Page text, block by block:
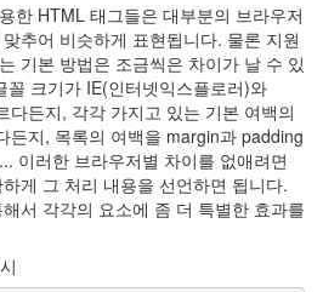
한 HTML 태그들은 대부분의 브라우저
추어 비슷하게 표현됩니다. 물론 지원
기본 방법은 조금씩은 차이가 날 수 있
꼴 크기가 IE(인터넷익스플로러)와
다든지, 각각 가지고 있는 기본 여백의
든지, 목록의 여백을 margin과 padding
이러한 브라우저별 차이를 없애려면
게 그 처리 내용을 선언하면 됩니다.
서 각각의 요소에 좀 더 특별한 효과를